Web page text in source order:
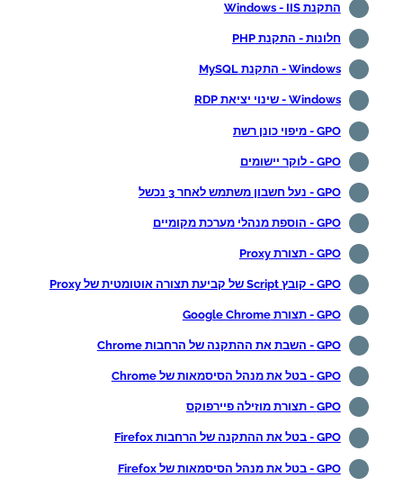
התקנת Windows - IIS
חלונות - התקנת PHP
Windows - התקנת MySQL
Windows - שינוי יציאת RDP
GPO - מיפוי כונן רשת
GPO - לוקר יישומים
GPO - נעל חשבון משתמש לאחר 3 נכשל
GPO - הוספת מנהלי מערכת מקומיים
GPO - תצורת Proxy
GPO - קובץ Script של קביעת תצורה אוטומטית של Proxy
GPO - תצורת Google Chrome
GPO - השבת את ההתקנה של הרחבות Chrome
GPO - בטל את מנהל הסיסמאות של Chrome
GPO - תצורת מוזילה פיירפוקס
GPO - בטל את ההתקנה של הרחבות Firefox
GPO - בטל את מנהל הסיסמאות של Firefox